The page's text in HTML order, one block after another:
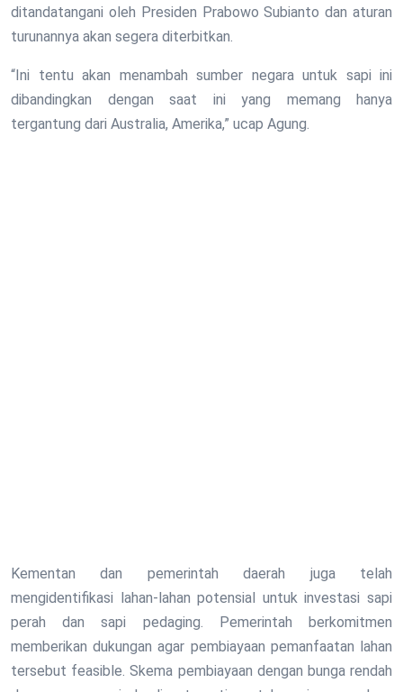
ditandatangani oleh Presiden Prabowo Subianto dan aturan
turunannya akan segera diterbitkan.
“Ini tentu akan menambah sumber negara untuk sapi ini
dibandingkan dengan saat ini yang memang hanya
tergantung dari Australia, Amerika,” ucap Agung.
Kementan dan pemerintah daerah juga telah
mengidentifikasi lahan-lahan potensial untuk investasi sapi
perah dan sapi pedaging. Pemerintah berkomitmen
memberikan dukungan agar pembiayaan pemanfaatan lahan
tersebut feasible. Skema pembiayaan dengan bunga rendah